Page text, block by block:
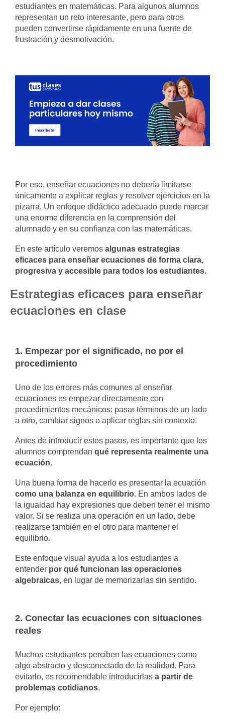
estudiantes en matemáticas. Para algunos alumnos
representan un reto interesante, pero para otros
pueden convertirse rápidamente en una fuente de
frustración y desmotivación.
Por eso, enseñar ecuaciones no debería limitarse
únicamente a explicar reglas y resolver ejercicios en la
pizarra. Un enfoque didáctico adecuado puede marcar
una enorme diferencia en la comprensión del
alumnado y en su confianza con las matemáticas.
En este artículo veremos algunas estrategias
eficaces para enseñar ecuaciones de forma clara,
progresiva y accesible para todos los estudiantes.
Estrategias eficaces para enseñar
ecuaciones en clase
1. Empezar por el significado, no por el
procedimiento
Uno de los errores más comunes al enseñar
ecuaciones es empezar directamente con
procedimientos mecánicos: pasar términos de un lado
a otro, cambiar signos o aplicar reglas sin contexto.
Antes de introducir estos pasos, es importante que los
alumnos comprendan qué representa realmente una
ecuación.
Una buena forma de hacerlo es presentar la ecuación
como una balanza en equilibrio. En ambos lados de
la igualdad hay expresiones que deben tener el mismo
valor. Si se realiza una operación en un lado, debe
realizarse también en el otro para mantener el
equilibrio.
Este enfoque visual ayuda a los estudiantes a
entender por qué funcionan las operaciones
algebraicas, en lugar de memorizarlas sin sentido.
2. Conectar las ecuaciones con situaciones
reales
Muchos estudiantes perciben las ecuaciones como
algo abstracto y desconectado de la realidad. Para
evitarlo, es recomendable introducirlas a partir de
problemas cotidianos.
Por ejemplo: